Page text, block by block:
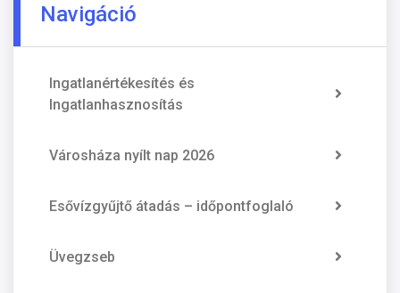
Navigáció
Ingatlanértékesítés és
Ingatlanhasznosítás
Városháza nyílt nap 2026
Esővízgyűjtő átadás – időpontfoglaló
Üvegzseb